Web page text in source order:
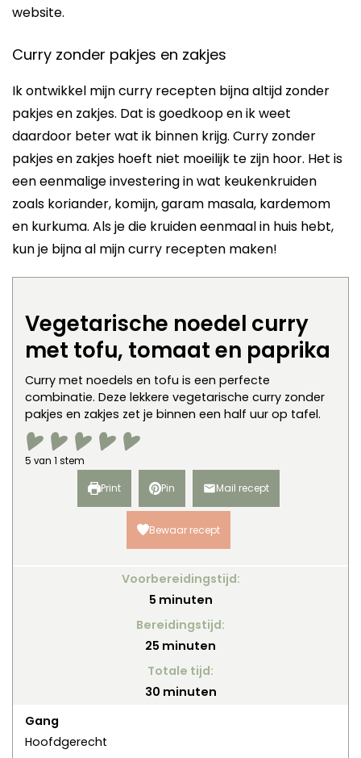
website.
Curry zonder pakjes en zakjes
Ik ontwikkel mijn curry recepten bijna altijd zonder
pakjes en zakjes. Dat is goedkoop en ik weet
daardoor beter wat ik binnen krijg. Curry zonder
pakjes en zakjes hoeft niet moeilijk te zijn hoor. Het is
een eenmalige investering in wat keukenkruiden
zoals koriander, komijn, garam masala, kardemom
en kurkuma. Als je die kruiden eenmaal in huis hebt,
kun je bijna al mijn curry recepten maken!
Vegetarische noedel curry
met tofu, tomaat en paprika
Curry met noedels en tofu is een perfecte
combinatie. Deze lekkere vegetarische curry zonder
pakjes en zakjes zet je binnen een half uur op tafel.
5 van 1 stem
Print Pin Mail recept
Bewaar recept
Voorbereidingstijd:
5minuten
minuten
Bereidingstijd:
25 minuten
minuten
Totale tijd:
30minuten
minuten
Gang
Hoofdgerecht